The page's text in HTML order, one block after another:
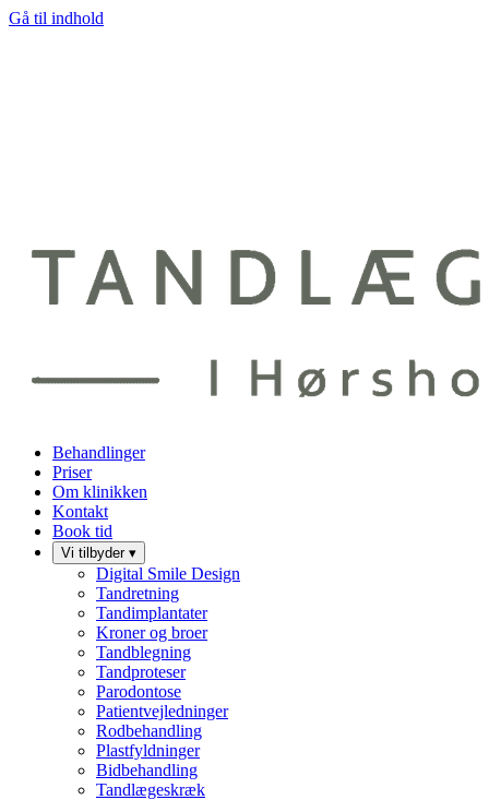
Gå til indhold
Behandlinger
Priser
Om klinikken
Kontakt
Book tid
Vi tilbyder ▾
Digital Smile Design
Tandretning
Tandimplantater
Kroner og broer
Tandblegning
Tandproteser
Parodontose
Patientvejledninger
Rodbehandling
Plastfyldninger
Bidbehandling
Tandlægeskræk